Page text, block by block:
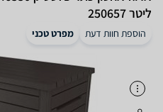
ליטר 250657
הוספת חוות דעת מפרט טכני